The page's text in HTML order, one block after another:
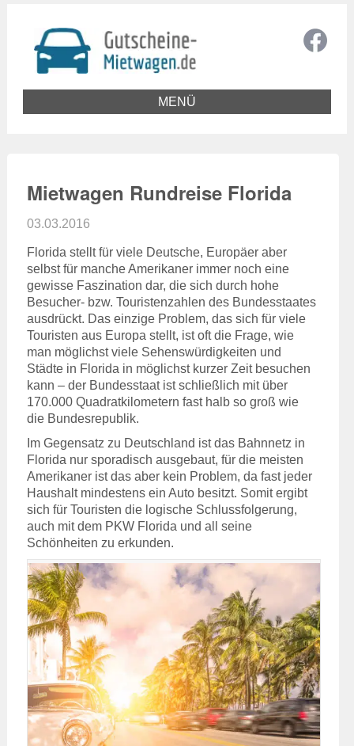
MENÜ
Mietwagen Rundreise Florida
03.03.2016
Florida stellt für viele Deutsche, Europäer aber
selbst für manche Amerikaner immer noch eine
gewisse Faszination dar, die sich durch hohe
Besucher- bzw. Touristenzahlen des Bundesstaates
ausdrückt. Das einzige Problem, das sich für viele
Touristen aus Europa stellt, ist oft die Frage, wie
man möglichst viele Sehenswürdigkeiten und
Städte in Florida in möglichst kurzer Zeit besuchen
kann – der Bundesstaat ist schließlich mit über
170.000 Quadratkilometern fast halb so groß wie
die Bundesrepublik.
Im Gegensatz zu Deutschland ist das Bahnnetz in
Florida nur sporadisch ausgebaut, für die meisten
Amerikaner ist das aber kein Problem, da fast jeder
Haushalt mindestens ein Auto besitzt. Somit ergibt
sich für Touristen die logische Schlussfolgerung,
auch mit dem PKW Florida und all seine
Schönheiten zu erkunden.